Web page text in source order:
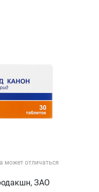
может отличаться
ЗАО